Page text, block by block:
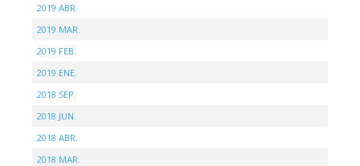
2019 ABR.
2019 MAR.
2019 FEB.
2019 ENE.
2018 SEP.
2018 JUN.
2018 ABR.
2018 MAR.